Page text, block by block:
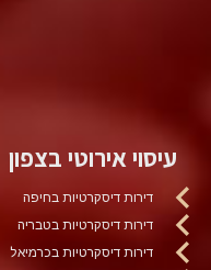
עיסוי אירוטי בצפון
דירות דיסקרטיות בחיפה
דירות דיסקרטיות בטבריה
דירות דיסקרטיות בכרמיאל